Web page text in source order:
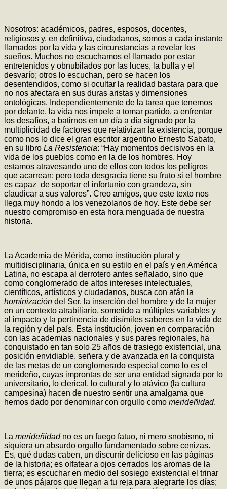
Nosotros: académicos, padres, esposos, docentes,
religiosos y, en definitiva, ciudadanos, somos a cada instante
llamados por la vida y las circunstancias a revelar los
sueños. Muchos no escuchamos el llamado por estar
entretenidos y obnubilados por las luces, la bulla y el
desvarío; otros lo escuchan, pero se hacen los
desentendidos, como si ocultar la realidad bastara para que
no nos afectara en sus duras aristas y dimensiones
ontológicas. Independientemente de la tarea que tenemos
por delante, la vida nos impele a tomar partido, a enfrentar
los desafíos, a batirnos en un día a día signado por la
multiplicidad de factores que relativizan la existencia, porque
como nos lo dice el gran escritor argentino Ernesto Sabato,
en su libro La Resistencia: “Hay momentos decisivos en la
vida de los pueblos como en la de los hombres. Hoy
estamos atravesando uno de ellos con todos los peligros
que acarrean; pero toda desgracia tiene su fruto si el hombre
es capaz de soportar el infortunio con grandeza, sin
claudicar a sus valores”. Creo amigos, que este texto nos
llega muy hondo a los venezolanos de hoy. Este debe ser
nuestro compromiso en esta hora menguada de nuestra
historia.
La Academia de Mérida, como institución plural y
multidisciplinaria, única en su estilo en el país y en América
Latina, no escapa al derrotero antes señalado, sino que
como conglomerado de altos intereses intelectuales,
científicos, artísticos y ciudadanos, busca con afán la
hominización del Ser, la inserción del hombre y de la mujer
en un contexto atrabiliario, sometido a múltiples variables y
al impacto y la pertinencia de disímiles saberes en la vida de
la región y del país. Esta institución, joven en comparación
con las academias nacionales y sus pares regionales, ha
conquistado en tan solo 25 años de trasiego existencial, una
posición envidiable, señera y de avanzada en la conquista
de las metas de un conglomerado especial como lo es el
merideño, cuyas improntas de ser una entidad signada por lo
universitario, lo clerical, lo cultural y lo atávico (la cultura
campesina) hacen de nuestro sentir una amalgama que
hemos dado por denominar con orgullo como merideñidad.
La merideñidadno es un fuego fatuo, ni mero snobismo, ni
siquiera un absurdo orgullo fundamentado sobre cenizas.
Es, qué dudas caben, un discurrir delicioso en las páginas
de la historia; es olfatear a ojos cerrados los aromas de la
tierra; es escuchar en medio del sosiego existencial el trinar
de unos pájaros que llegan a tu reja para alegrarte los días;